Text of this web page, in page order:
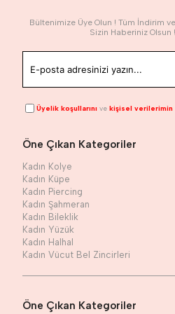
Bültenimize Üye Olun ! Tüm İndirim
Sizin Haberiniz Olsun !
Üyelik koşullarını vekişisel verilerimin
Öne Çıkan Kategoriler
Kadın Kolye
Kadın Küpe
Kadın Piercing
Kadın Şahmeran
Kadın Bileklik
Kadın Yüzük
Kadın Halhal
Kadın Vücut Bel Zincirleri
Öne Çıkan Kategoriler